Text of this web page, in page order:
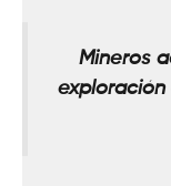
Mineros
exploración